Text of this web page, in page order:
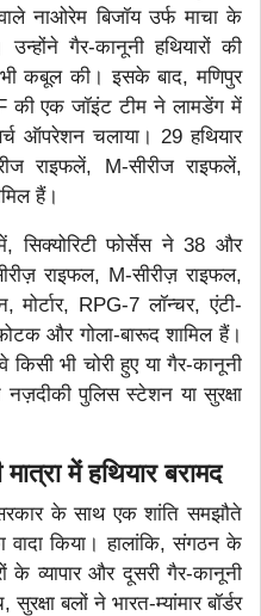
नाओरेम बिजॉय उर्फ ​​माचा के
गैर-कानूनी हथियारों की
भी कबूल की। ​​इसके बाद, मणिपुर
की एक जॉइंट टीम ने लामडेंग में
ऑपरेशन चलाया। 29 हथियार
राइफलें, M-सीरीज राइफलें,
हैं।
फोर्सेस ने 38 और
राइफल, M-सीरीज़ राइफल,
मोर्टार, RPG-7 लॉन्चर, एंटी-
और गोला-बारूद शामिल हैं।
भी चोरी हुए या गैर-कानूनी
पुलिस स्टेशन या सुरक्षा
मात्रा में हथियार बरामद
के साथ एक शांति समझौते
किया। हालांकि, संगठन के
के व्यापार और दूसरी गैर-कानूनी
बलों ने भारत-म्यांमार बॉर्डर